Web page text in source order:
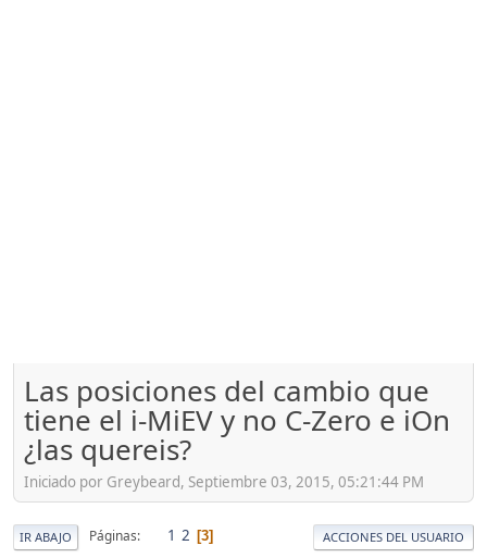
Las posiciones del cambio que
tiene el i-MiEV y no C-Zero e iOn
¿las quereis?
Iniciado por Greybeard, Septiembre 03, 2015, 05:21:44 PM
IR ABAJO Páginas 1 2 3 ACCIONES DEL USUARIO